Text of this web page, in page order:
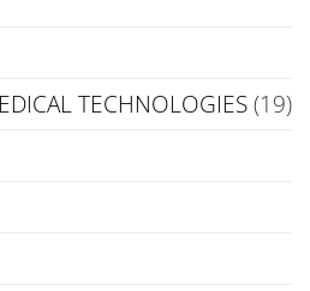
TECHNOLOGIES(19)